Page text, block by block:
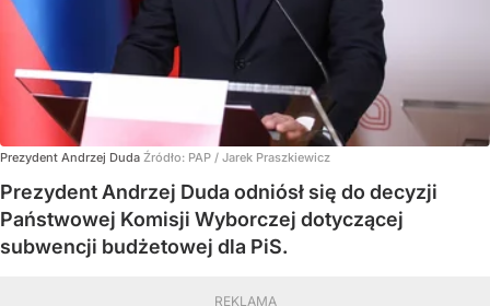
Prezydent Andrzej Duda Źródło: PAP / Jarek Praszkiewicz
Prezydent Andrzej Duda odniósł się do decyzji
Państwowej Komisji Wyborczej dotyczącej
subwencji budżetowej dla PiS.